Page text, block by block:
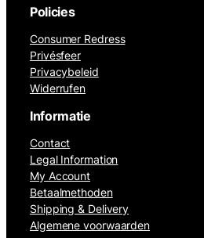
Policies
Consumer Redress
Privésfeer
Privacybeleid
Widerrufen
Informatie
Contact
Legal Information
My Account
Betaalmethoden
Shipping & Delivery
Algemene voorwaarden